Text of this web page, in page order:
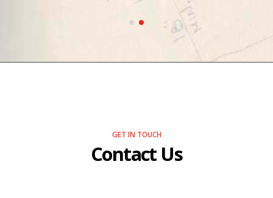
GET IN TOUCH
Contact Us